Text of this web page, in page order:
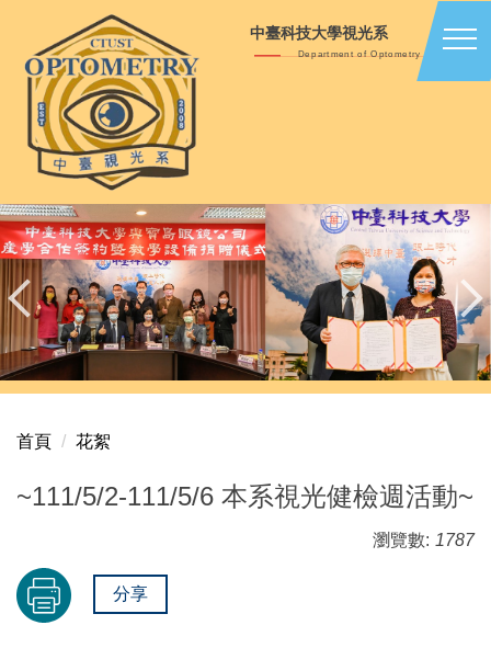
主
中臺科技大學視光系
Department of Optometry
首頁 花絮
~111/5/2-111/5/6 本系視光健檢週活動~
瀏覽數: 1787
分享